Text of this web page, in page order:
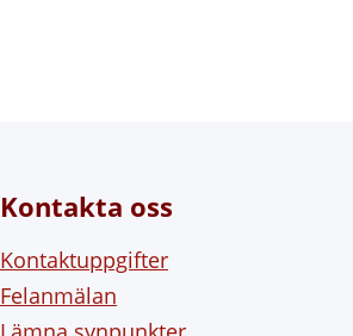
Kontakta oss
Kontaktuppgifter
Felanmälan